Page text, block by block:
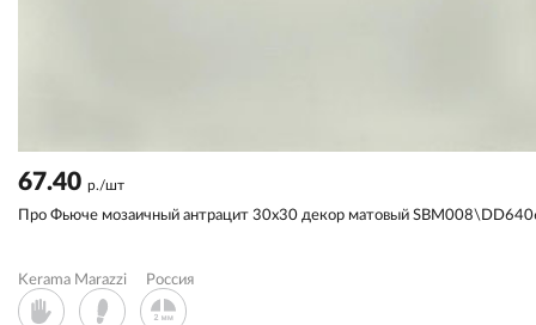
67.40 р./шт
Про Фьюче мозаичный антрацит 30x30 декор матовый
Kerama Marazzi Россия